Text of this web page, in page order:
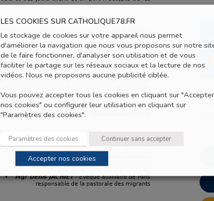
LES COOKIES SUR CATHOLIQUE78.FR
Le stockage de cookies sur votre appareil nous permet
d'améliorer la navigation que nous vous proposons sur notre
de le faire fonctionner, d'analyser son utilisation et de vous
faciliter le partage sur les réseaux sociaux et la lecture de nos
vidéos. Nous ne proposons aucune publicité ciblée.
Vous pouvez accepter tous les cookies en cliquant sur "Accepter
nos cookies" ou configurer leur utilisation en cliquant sur
"Paramètres des cookies".
Paramètres des cookies Continuer sans accepter
Accepter nos cookies